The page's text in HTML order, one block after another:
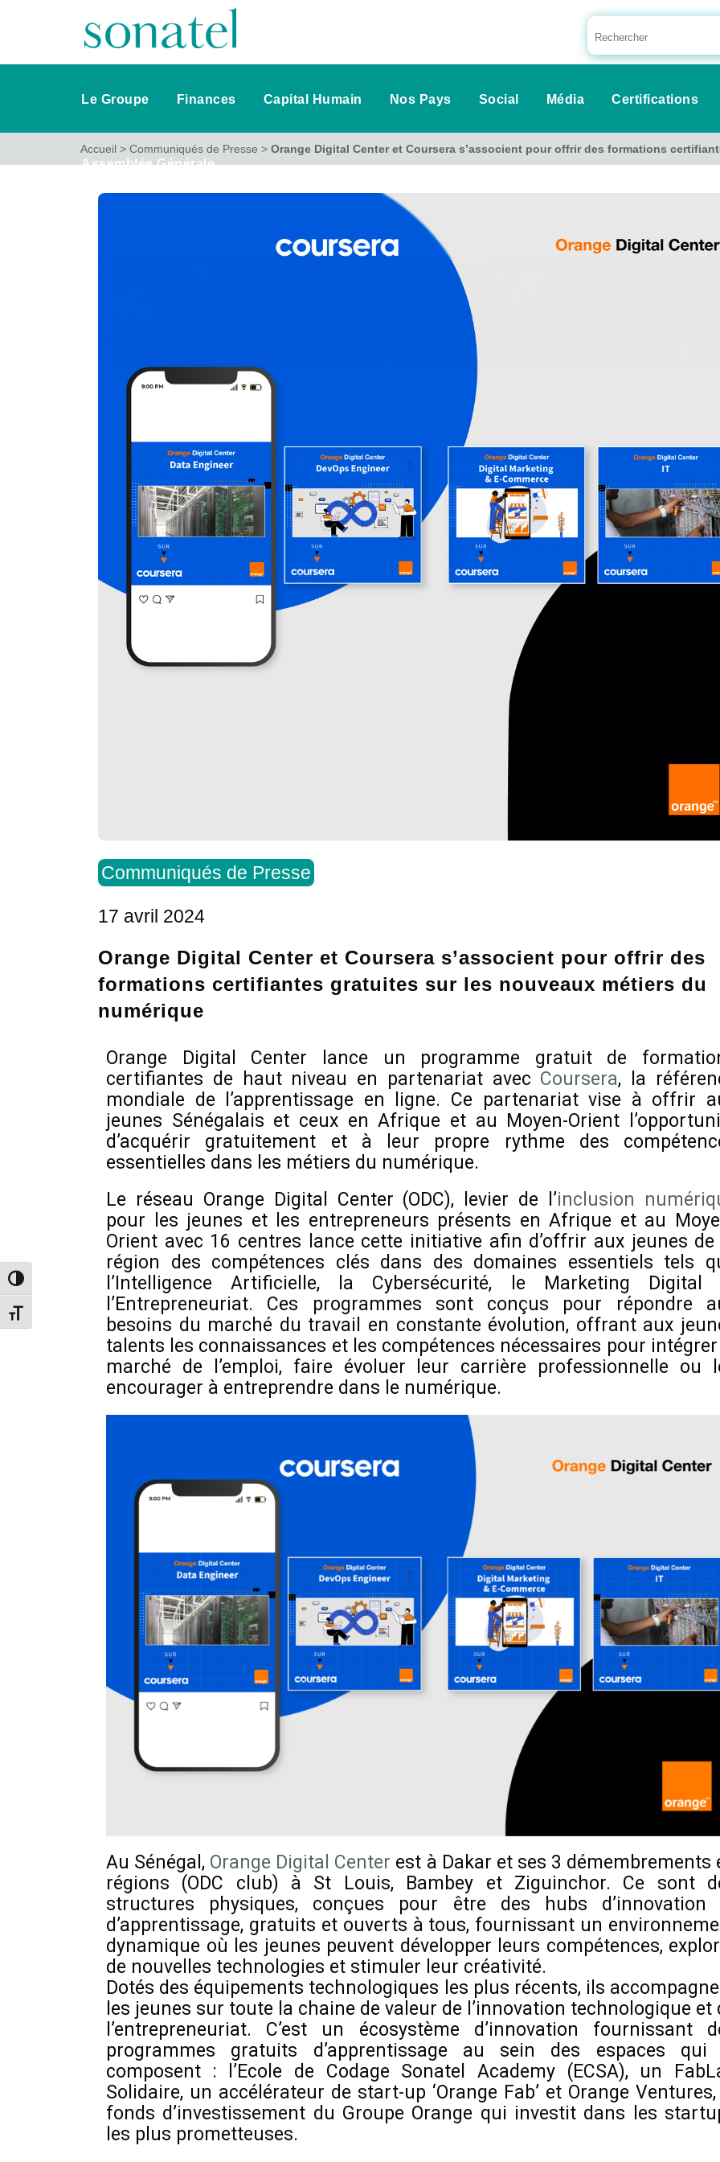
Toggle High Contrast
Toggle Font size
Le Groupe Finances Capital Humain Nos Pays Social Média Certifications
Assemblée Générale
Accueil > Communiqués de Presse > Orange Digital Center et Coursera s’associent pour offrir des formations
Communiqués de Presse
17 avril 2024
Orange Digital Center et Coursera s’associent pour offrir des
formations certifiantes gratuites sur les nouveaux métiers du
numérique
Orange Digital Center lance un programme gratuit de
certifiantes de haut niveau en partenariat avec Coursera, la
mondiale de l’apprentissage en ligne. Ce partenariat vise à offrir
jeunes Sénégalais et ceux en Afrique et au Moyen-Orient
d’acquérir gratuitement et à leur propre rythme des
essentielles dans les métiers du numérique.
Le réseau Orange Digital Center (ODC), levier de l’inclusion
pour les jeunes et les entrepreneurs présents en Afrique et au
Orient avec 16 centres lance cette initiative afin d’offrir aux jeunes de
région des compétences clés dans des domaines essentiels tels
l’Intelligence Artificielle, la Cybersécurité, le Marketing Digital
l’Entrepreneuriat. Ces programmes sont conçus pour répondre
besoins du marché du travail en constante évolution, offrant aux
talents les connaissances et les compétences nécessaires pour intégrer
marché de l’emploi, faire évoluer leur carrière professionnelle ou
encourager à entreprendre dans le numérique.
Au Sénégal, Orange Digital Center est à Dakar et ses 3 démembrements
régions (ODC club) à St Louis, Bambey et Ziguinchor. Ce sont
structures physiques, conçues pour être des hubs d’innovation
d’apprentissage, gratuits et ouverts à tous, fournissant un
dynamique où les jeunes peuvent développer leurs compétences,
de nouvelles technologies et stimuler leur créativité.
Dotés des équipements technologiques les plus récents, ils
les jeunes sur toute la chaine de valeur de l’innovation technologique et
l’entrepreneuriat. C’est un écosystème d’innovation fournissant
programmes gratuits d’apprentissage au sein des espaces qui
composent : l’Ecole de Codage Sonatel Academy (ECSA), un
Solidaire, un accélérateur de start-up ‘Orange Fab’ et Orange
fonds d’investissement du Groupe Orange qui investit dans les
les plus prometteuses.